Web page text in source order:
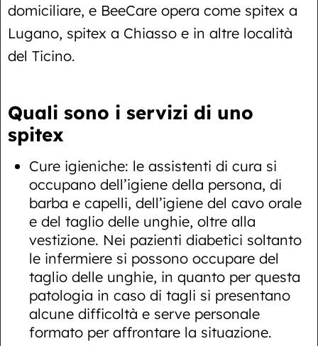
domiciliare, e BeeCare opera come spitex a
Lugano, spitex a Chiasso e in altre località
del Ticino.
Quali sono i servizi di uno
spitex
Cure igieniche: le assistenti di cura si
occupano dell’igiene della persona, di
barba e capelli, dell’igiene del cavo orale
e del taglio delle unghie, oltre alla
vestizione. Nei pazienti diabetici soltanto
le infermiere si possono occupare del
taglio delle unghie, in quanto per questa
patologia in caso di tagli si presentano
alcune difficoltà e serve personale
formato per affrontare la situazione.